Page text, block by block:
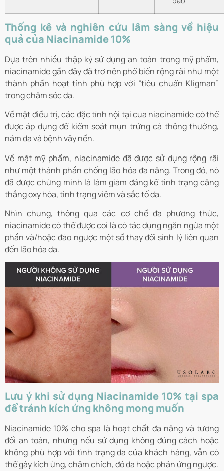
Thống kê và nghiên cứu lâm sàng về hiệu
quả của Niacinamide 10%
Dựa trên nhiều thập kỷ sử dụng an toàn trong mỹ phẩm,
niacinamide gần đây đã trở nên phổ biến rộng rãi như một
thành phần hoạt tính phù hợp với “tiêu chuẩn Kligman”
trong chăm sóc da.
Về mặt điều trị, các đặc tính nội tại của niacinamide có thể
được áp dụng để kiểm soát mụn trứng cá thông thường,
nám da và bệnh vẩy nến.
Về mặt mỹ phẩm, niacinamide đã được sử dụng rộng rãi
như một thành phần chống lão hóa đa năng. Trong đó, nó
đã được chứng minh là làm giảm đáng kể tình trạng căng
thẳng oxy hóa, tình trạng viêm và sắc tố da.
Nhìn chung, thông qua các cơ chế đa phương thức,
niacinamide có thể được coi là có tác dụng ngăn ngừa một
phần và/hoặc đảo ngược một số thay đổi sinh lý liên quan
đến lão hóa da.
Lưu ý khi sử dụng Niacinamide 10% tại spa
để tránh kích ứng không mong muốn
Niacinamide 10% cho spa là hoạt chất đa năng và tương
đối an toàn, nhưng nếu sử dụng không đúng cách hoặc
không phù hợp với tình trạng da của khách hàng, vẫn có
thể gây kích ứng, châm chích, đỏ da hoặc phản ứng ngược.